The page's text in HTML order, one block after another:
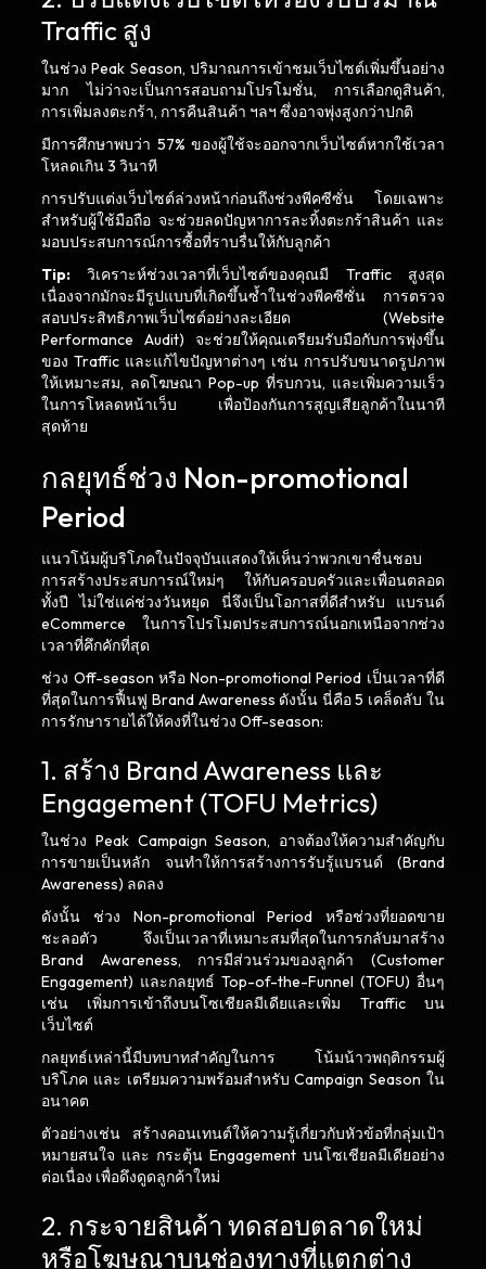
Traffic สูง
ในช่วง Peak Season, ปริมาณการเข้าชมเว็บไซต์เพิ่มขึ้นอย่าง
มาก ไม่ว่าจะเป็นการสอบถามโปรโมชั่น, การเลือกดูสินค้า,
การเพิ่มลงตะกร้า, การคืนสินค้า ฯลฯ ซึ่งอาจพุ่งสูงกว่าปกติ
มีการศึกษาพบว่า 57% ของผู้ใช้จะออกจากเว็บไซต์หากใช้เวลา
โหลดเกิน 3 วินาที
การปรับแต่งเว็บไซต์ล่วงหน้าก่อนถึงช่วงพีคซีซั่น โดยเฉพาะ
สำหรับผู้ใช้มือถือ จะช่วยลดปัญหาการละทิ้งตะกร้าสินค้า และ
มอบประสบการณ์การซื้อที่ราบรื่นให้กับลูกค้า
Tip:วิเคราะห์ช่วงเวลาที่เว็บไซต์ของคุณมี Traffic สูงสุด
เนื่องจากมักจะมีรูปแบบที่เกิดขึ้นซ้ำในช่วงพีคซีซั่น การตรวจ
สอบประสิทธิภาพเว็บไซต์อย่างละเอียด (Website
Performance Audit) จะช่วยให้คุณเตรียมรับมือกับการพุ่งขึ้น
ของ Traffic และแก้ไขปัญหาต่างๆ เช่น การปรับขนาดรูปภาพ
ให้เหมาะสม, ลดโฆษณา Pop-up ที่รบกวน, และเพิ่มความเร็ว
ในการโหลดหน้าเว็บ เพื่อป้องกันการสูญเสียลูกค้าในนาที
สุดท้าย
กลยุทธ์ช่วง Non-promotional
Period
แนวโน้มผู้บริโภคในปัจจุบันแสดงให้เห็นว่าพวกเขาชื่นชอบ
การสร้างประสบการณ์ใหม่ๆ ให้กับครอบครัวและเพื่อนตลอด
ทั้งปี ไม่ใช่แค่ช่วงวันหยุด นี่จึงเป็นโอกาสที่ดีสำหรับ แบรนด์
eCommerce ในการโปรโมตประสบการณ์นอกเหนือจากช่วง
เวลาที่คึกคักที่สุด
ช่วง Off-season หรือ Non-promotional Period เป็นเวลาที่ดี
ที่สุดในการฟื้นฟู Brand Awareness ดังนั้น นี่คือ 5 เคล็ดลับ ใน
การรักษารายได้ให้คงที่ในช่วง Off-season:
1. สร้าง Brand Awareness และ
Engagement (TOFU Metrics)
ในช่วง Peak Campaign Season, อาจต้องให้ความสำคัญกับ
การขายเป็นหลัก จนทำให้การสร้างการรับรู้แบรนด์ (Brand
Awareness) ลดลง
ดังนั้น ช่วง Non-promotional Period หรือช่วงที่ยอดขาย
ชะลอตัว จึงเป็นเวลาที่เหมาะสมที่สุดในการกลับมาสร้าง
Brand Awareness, การมีส่วนร่วมของลูกค้า (Customer
Engagement) และกลยุทธ์ Top-of-the-Funnel (TOFU) อื่นๆ
เช่น เพิ่มการเข้าถึงบนโซเชียลมีเดียและเพิ่ม Traffic บน
เว็บไซต์
กลยุทธ์เหล่านี้มีบทบาทสำคัญในการ โน้มน้าวพฤติกรรมผู้
บริโภค และ เตรียมความพร้อมสำหรับ Campaign Season ใน
อนาคต
ตัวอย่างเช่น สร้างคอนเทนต์ให้ความรู้เกี่ยวกับหัวข้อที่กลุ่มเป้า
หมายสนใจ และ กระตุ้น Engagement บนโซเชียลมีเดียอย่าง
ต่อเนื่อง เพื่อดึงดูดลูกค้าใหม่
2. กระจายสินค้า ทดสอบตลาดใหม่
หรือโฆษณาบนช่องทางที่แตกต่าง